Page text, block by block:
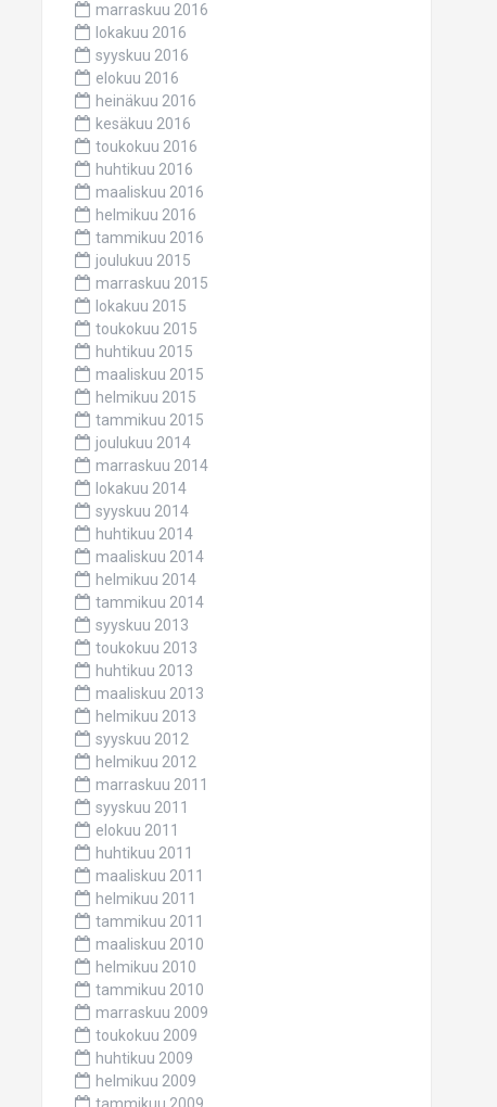
marraskuu 2016
lokakuu 2016
syyskuu 2016
elokuu 2016
heinäkuu 2016
kesäkuu 2016
toukokuu 2016
huhtikuu 2016
maaliskuu 2016
helmikuu 2016
tammikuu 2016
joulukuu 2015
marraskuu 2015
lokakuu 2015
toukokuu 2015
huhtikuu 2015
maaliskuu 2015
helmikuu 2015
tammikuu 2015
joulukuu 2014
marraskuu 2014
lokakuu 2014
syyskuu 2014
huhtikuu 2014
maaliskuu 2014
helmikuu 2014
tammikuu 2014
syyskuu 2013
toukokuu 2013
huhtikuu 2013
maaliskuu 2013
helmikuu 2013
syyskuu 2012
helmikuu 2012
marraskuu 2011
syyskuu 2011
elokuu 2011
huhtikuu 2011
maaliskuu 2011
helmikuu 2011
tammikuu 2011
maaliskuu 2010
helmikuu 2010
tammikuu 2010
marraskuu 2009
toukokuu 2009
huhtikuu 2009
helmikuu 2009